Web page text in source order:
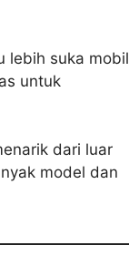
lebih suka mobil
untuk
dari luar
model dan